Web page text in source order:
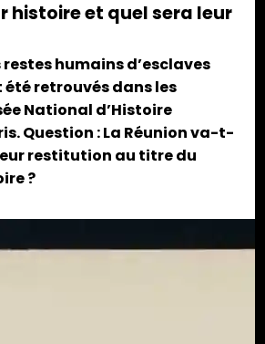
histoire et quel sera leur
restes humains d’esclaves
retrouvés dans les
National d’Histoire
Question : La Réunion va-t-
restitution au titre du
?